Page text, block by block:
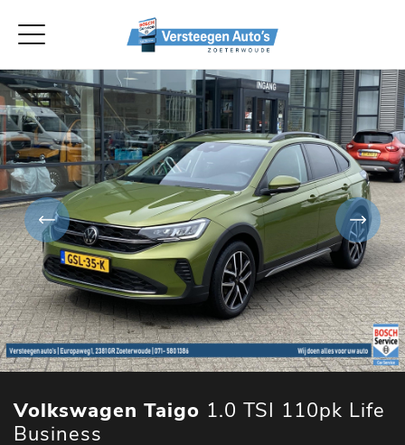
Volkswagen Taigo 1.0 TSI 110pk Life
Business